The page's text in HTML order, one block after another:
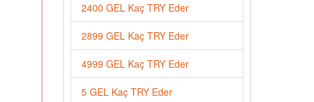
2400 GEL Kaç TRY Eder
2899 GEL Kaç TRY Eder
4999 GEL Kaç TRY Eder
5 GEL Kaç TRY Eder